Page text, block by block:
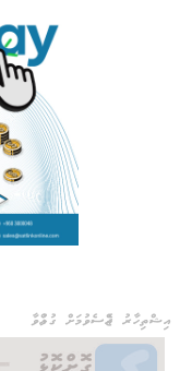
އިޝްތިހާރު ޖެއްސެވުމަށް ގުޅުއްވާ